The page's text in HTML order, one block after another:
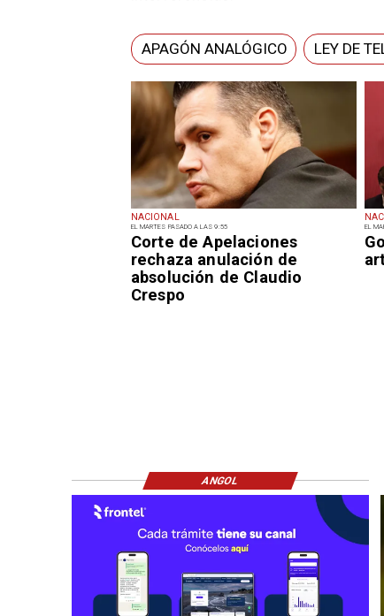
NACIONAL
EL MARTES PASADO A LAS 9:55
Corte de Apelaciones
rechaza anulación de
absolución de Claudio
Crespo
EL
APAGÓN ANALÓGICO LEY DE
ANGOL